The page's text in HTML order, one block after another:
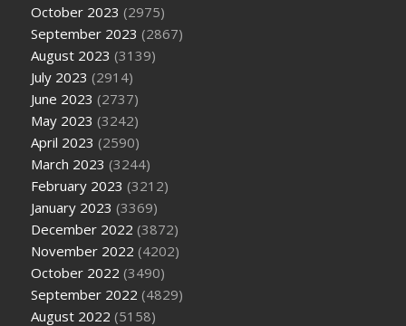
October 2023 (2975)
September 2023 (2867)
August 2023 (3139)
July 2023 (2914)
June 2023 (2737)
May 2023 (3242)
April 2023 (2590)
March 2023 (3244)
February 2023 (3212)
January 2023 (3369)
December 2022 (3872)
November 2022 (4202)
October 2022 (3490)
September 2022 (4829)
August 2022 (5158)